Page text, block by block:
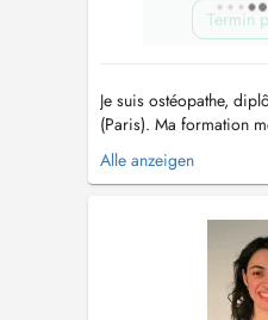
Termin
Je suis ostéopathe,
(Paris). Ma formation
charge tous types de
en périnatalité me
Je parle
Alle anzeigen